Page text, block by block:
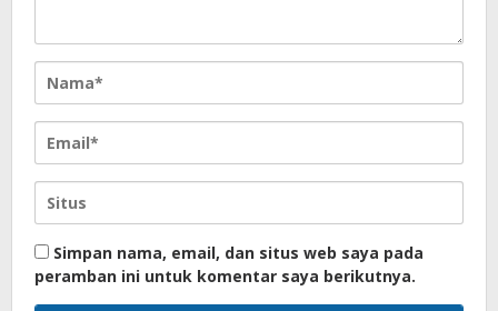
Simpan nama, email, dan situs web saya pada
peramban ini untuk komentar saya berikutnya.